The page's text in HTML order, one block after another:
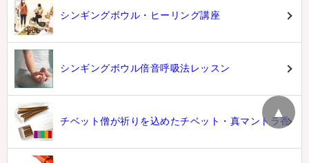
シンギングボウル・ヒーリング講座
シンギングボウル倍音呼吸法レッスン
チベット僧が祈りを込めたチベット・真マントラ香
▲